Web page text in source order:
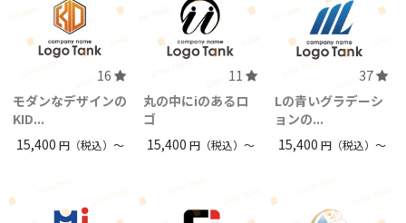
16
モダンなデザインの
KID...
15,400 円（税込）〜
11
丸の中にiのあるロ
ゴ
15,400円（税込）〜
37
Lの青いグラデーシ
ョンの...
15,400 円（税込）〜